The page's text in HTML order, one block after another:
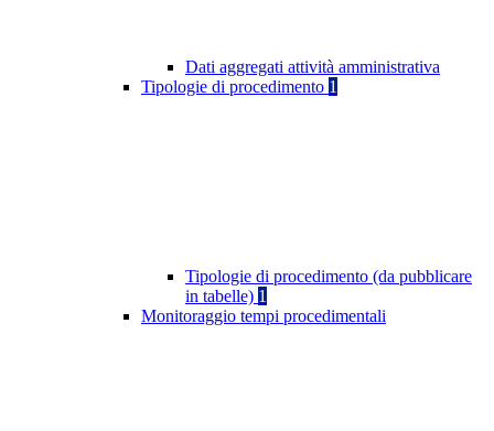
Dati aggregati attività amministrativa
Tipologie di procedimento 1
Tipologie di procedimento (da pubblicare
in tabelle) 1
Monitoraggio tempi procedimentali